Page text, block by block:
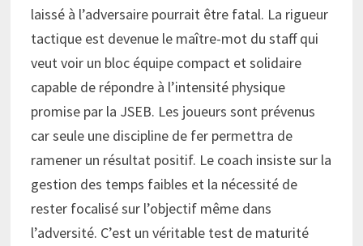
laissé à l’adversaire pourrait être fatal. La rigueur
tactique est devenue le maître-mot du staff qui
veut voir un bloc équipe compact et solidaire
capable de répondre à l’intensité physique
promise par la JSEB. Les joueurs sont prévenus
car seule une discipline de fer permettra de
ramener un résultat positif. Le coach insiste sur la
gestion des temps faibles et la nécessité de
rester focalisé sur l’objectif même dans
l’adversité. C’est un véritable test de maturité